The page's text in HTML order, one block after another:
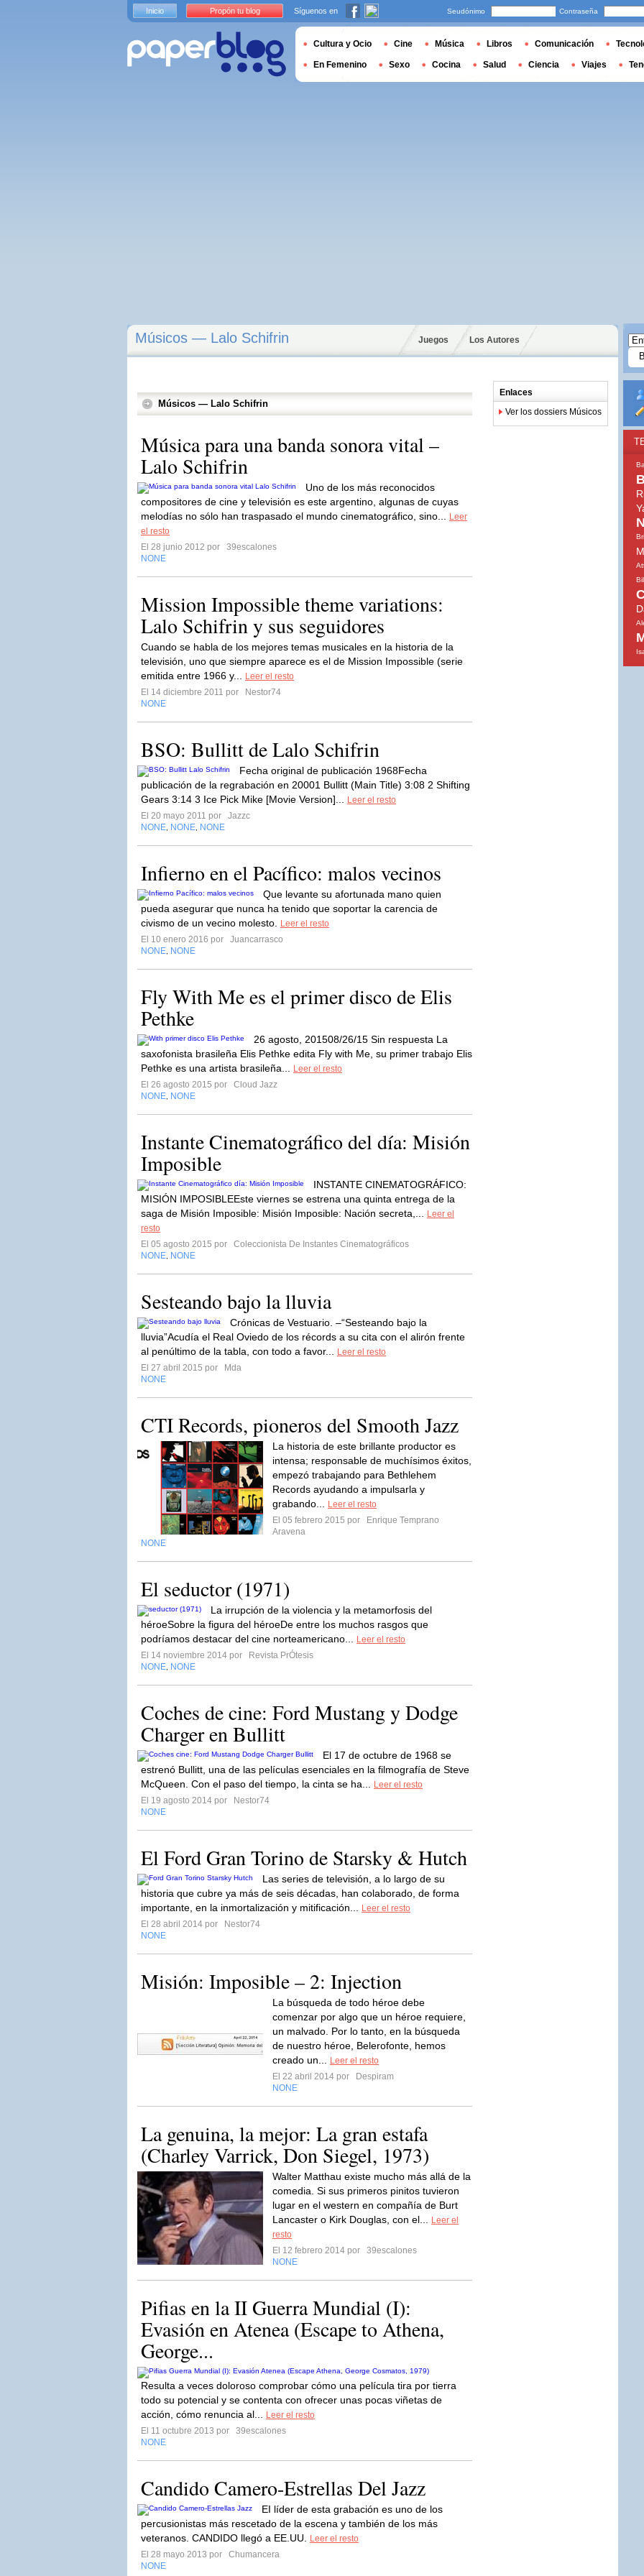
Músicos — Lalo Schifrin Juegos Los Autores
Músicos — Lalo Schifrin
Música para una banda sonora vital –
Lalo Schifrin
Uno de los más reconocidos
compositores de cine y televisión es este argentino, algunas de cuyas
melodías no sólo han traspasado el mundo cinematográfico, sino...
Leer
el resto
El 28 junio 2012 por
39escalones
NONE
Mission Impossible theme variations:
Lalo Schifrin y sus seguidores
Cuando se habla de los mejores temas musicales en la historia de la
televisión, uno que siempre aparece es el de Mission Impossible (serie
emitida entre 1966 y...
Leer el resto
El 14 diciembre 2011 por
Nestor74
NONE
BSO: Bullitt de Lalo Schifrin
Fecha original de publicación 1968Fecha
publicación de la regrabación en 20001 Bullitt (Main Title) 3:08 2 Shifting
Gears 3:14 3 Ice Pick Mike [Movie Version]...
Leer el resto
El 20 mayo 2011 por
Jazzc
NONE NONE NONE
Infierno en el Pacífico: malos vecinos
Que levante su afortunada mano quien
pueda asegurar que nunca ha tenido que soportar la carencia de
civismo de un vecino molesto.
Leer el resto
El 10 enero 2016 por
Juancarrasco
NONE NONE
Fly With Me es el primer disco de Elis
Pethke
26 agosto, 201508/26/15 Sin respuesta La
saxofonista brasileña Elis Pethke edita Fly with Me, su primer trabajo Elis
Pethke es una artista brasileña...
Leer el resto
El 26 agosto 2015 por
Cloud Jazz
NONE NONE
Instante Cinematográfico del día: Misión
Imposible
INSTANTE CINEMATOGRÁFICO:
MISIÓN IMPOSIBLEEste viernes se estrena una quinta entrega de la
saga de Misión Imposible: Misión Imposible: Nación secreta,...
Leer el
resto
El 05 agosto 2015 por
Coleccionista De Instantes Cinematográficos
NONE NONE
Sesteando bajo la lluvia
Crónicas de Vestuario. –“Sesteando bajo la
lluvia”Acudía el Real Oviedo de los récords a su cita con el alirón frente
al penúltimo de la tabla, con todo a favor...
Leer el resto
El 27 abril 2015 por
Mda
NONE
CTI Records, pioneros del Smooth Jazz
La historia de este brillante productor es
intensa; responsable de muchísimos éxitos,
empezó trabajando para Bethlehem
Records ayudando a impulsarla y
grabando...
Leer el resto
El 05 febrero 2015 por
Enrique Temprano
Aravena
NONE
El seductor (1971)
La irrupción de la violencia y la metamorfosis del
héroeSobre la figura del héroeDe entre los muchos rasgos que
podríamos destacar del cine norteamericano...
Leer el resto
El 14 noviembre 2014 por
Revista PrÓtesis
NONE NONE
Coches de cine: Ford Mustang y Dodge
Charger en Bullitt
El 17 de octubre de 1968 se
estrenó Bullitt, una de las películas esenciales en la filmografía de Steve
McQueen. Con el paso del tiempo, la cinta se ha...
Leer el resto
El 19 agosto 2014 por
Nestor74
NONE
El Ford Gran Torino de Starsky & Hutch
Las series de televisión, a lo largo de su
historia que cubre ya más de seis décadas, han colaborado, de forma
importante, en la inmortalización y mitificación...
Leer el resto
El 28 abril 2014 por
Nestor74
NONE
Misión: Imposible – 2: Injection
La búsqueda de todo héroe debe
comenzar por algo que un héroe requiere,
un malvado. Por lo tanto, en la búsqueda
de nuestro héroe, Belerofonte, hemos
creado un...
Leer el resto
El 22 abril 2014 por
Despiram
NONE
La genuina, la mejor: La gran estafa
(Charley Varrick, Don Siegel, 1973)
Walter Matthau existe mucho más allá de la
comedia. Si sus primeros pinitos tuvieron
lugar en el western en compañía de Burt
Lancaster o Kirk Douglas, con el...
Leer el
resto
El 12 febrero 2014 por
39escalones
NONE
Pifias en la II Guerra Mundial (I):
Evasión en Atenea (Escape to Athena,
George...
Resulta a veces doloroso comprobar cómo una película tira por tierra
todo su potencial y se contenta con ofrecer unas pocas viñetas de
acción, cómo renuncia al...
Leer el resto
El 11 octubre 2013 por
39escalones
NONE
Candido Camero-Estrellas Del Jazz
EI líder de esta grabación es uno de los
percusionistas más rescetado de la escena y también de los más
veteranos. CANDIDO llegó a EE.UU.
Leer el resto
El 28 mayo 2013 por
Chumancera
NONE
Enlaces
Ver los dossiers Músicos
Inicio Propón tu blog Síguenos en Seudónimo Contraseña
Cultura y Ocio Cine Música Libros Comunicación
En Femenino Sexo Cocina Salud Ciencia Viajes